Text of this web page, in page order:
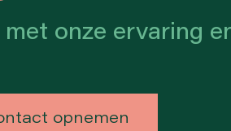
onze ervaring
opnemen